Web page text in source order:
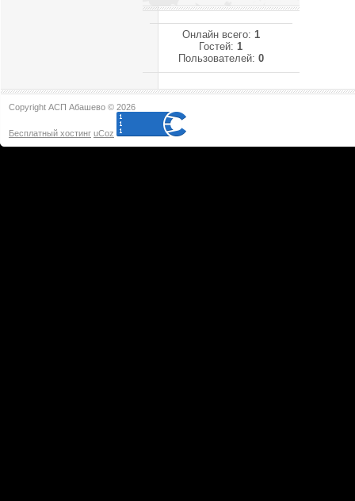
Онлайн всего: 1
Гостей:1
Пользователей: 0
Copyright АСП Абашево © 2026
Бесплатный хостинг uCoz